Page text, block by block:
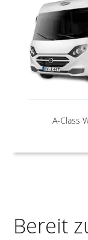
A-Class
Bereit